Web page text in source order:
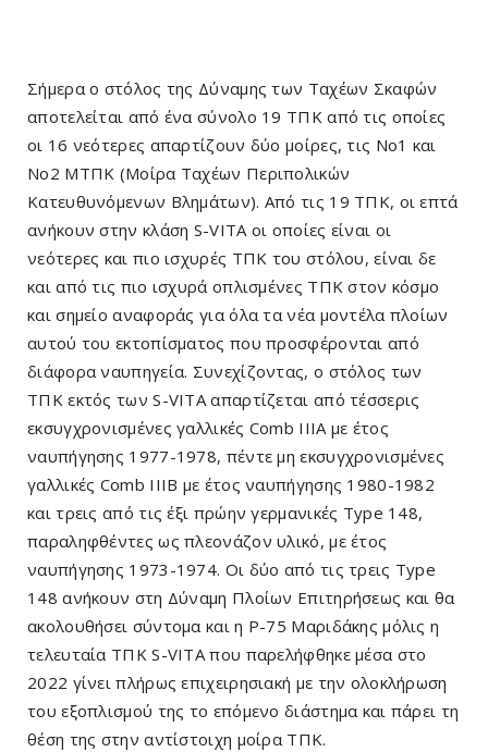
Σήμερα ο στόλος της Δύναμης των Ταχέων Σκαφών
αποτελείται από ένα σύνολο 19 ΤΠΚ από τις οποίες
οι 16 νεότερες απαρτίζουν δύο μοίρες, τις Νο1 και
Νο2 ΜΤΠΚ (Μοίρα Ταχέων Περιπολικών
Κατευθυνόμενων Βλημάτων). Από τις 19 ΤΠΚ, οι επτά
ανήκουν στην κλάση S-VITA οι οποίες είναι οι
νεότερες και πιο ισχυρές ΤΠΚ του στόλου, είναι δε
και από τις πιο ισχυρά οπλισμένες ΤΠΚ στον κόσμο
και σημείο αναφοράς για όλα τα νέα μοντέλα πλοίων
αυτού του εκτοπίσματος που προσφέρονται από
διάφορα ναυπηγεία. Συνεχίζοντας, ο στόλος των
ΤΠΚ εκτός των S-VITA απαρτίζεται από τέσσερις
εκσυγχρονισμένες γαλλικές Comb IIIA με έτος
ναυπήγησης 1977-1978, πέντε μη εκσυγχρονισμένες
γαλλικές Comb IIIΒ με έτος ναυπήγησης 1980-1982
και τρεις από τις έξι πρώην γερμανικές Type 148,
παραληφθέντες ως πλεονάζον υλικό, με έτος
ναυπήγησης 1973-1974. Οι δύο από τις τρεις Type
148 ανήκουν στη Δύναμη Πλοίων Επιτηρήσεως και θα
ακολουθήσει σύντομα και η Ρ-75 Μαριδάκης μόλις η
τελευταία ΤΠΚ S-VITA που παρελήφθηκε μέσα στο
2022 γίνει πλήρως επιχειρησιακή με την ολοκλήρωση
του εξοπλισμού της το επόμενο διάστημα και πάρει τη
θέση της στην αντίστοιχη μοίρα ΤΠΚ.